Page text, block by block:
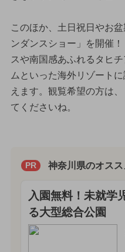
このほか、土日祝日やお
ンダンスショー」を開催
スや南国感あふれるタヒ
ムといった海外リゾート
えます。観覧希望の方は
てくださいね。
PR 神奈川県のオス
入園無料！未就学
る大型総合公園